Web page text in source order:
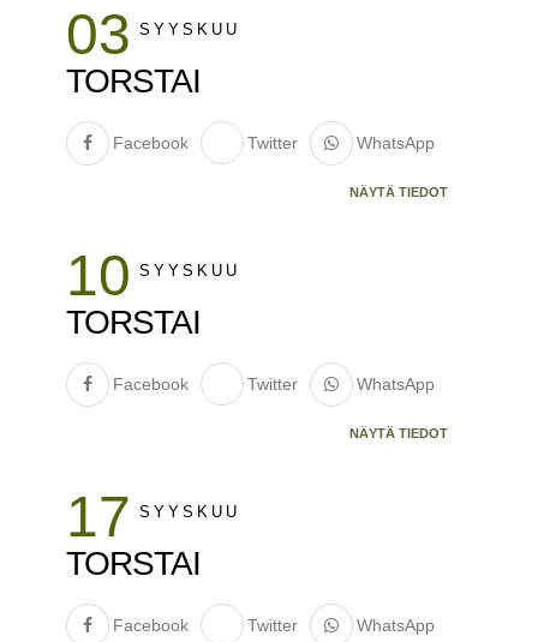
03 SYYSKUU
TORSTAI
Facebook Twitter WhatsApp
NÄYTÄ TIEDOT
10 SYYSKUU
TORSTAI
Facebook Twitter WhatsApp
NÄYTÄ TIEDOT
17 SYYSKUU
TORSTAI
Facebook Twitter WhatsApp